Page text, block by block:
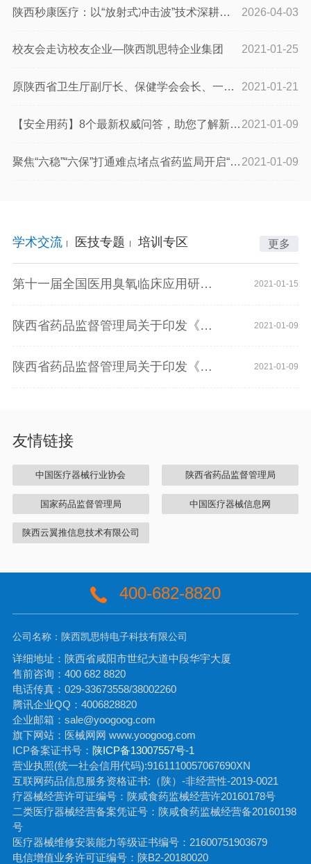
陕西秒康医疗：以“放射式冲击波”技术深耕基层医疗机构，做非侵 2026-04-03
校友会走访校友企业—陕西凯思特企业集团 2021-01-25
原陕西省卫生厅副厅长、保健学会会长、一行人莅临陕西凯思特集团 2021-01-21
【安全用药】8个最新权威问答，助您了解新冠疫苗接种！ 2021-01-09
聚焦“六稳”“六保”打通难点堵点省药监局开启“百人帮百企”行 2021-01-09
学术交流 医技专题 培训专区 更多
第十一届全国医用臭氧临床应用研讨会成功召开 2021-01-15
陕西省药品监督管理局关于印发《药品批发企业若干行政审批工作规 2021-01-09
陕西省药品监督管理局关于印发《药品批发企业若干行政审批工作规 2021-01-09
友情链接
中国医疗器械行业协会 陕西省药品监督管理局
国家药品监督管理局 中国医疗器械信息网
陕西云翼推信息技术有限公司
400-682-8820
公司名称：陕西凯思特电子科技有限公司
详细地址：陕西省咸阳市世纪大道中段华宇大厦
售前咨询：400 682 8820
电话传真：029-33673558/38002260
腾讯企业QQ：4006828820
企业邮箱：sale@yoogoog.com
旗下网站：医械网网 www.yoogoog.com
ICP备案证书号： 陕ICP备13007557号-1
营业执照(统一社会信用代码):9161110057067690XN
互联网药品信息服务资格证书:（陕）-非经营性-2019-0021
疗器械经营许可证编号：陕咸食药监械经营许20160178号
二类医疗器械经营备案凭证号：陕咸食药监械经营备20160198
号
医疗器械维修安装能力等级证书编号：21600751903679
电信增值业务许可证编号：陕B2-20180020